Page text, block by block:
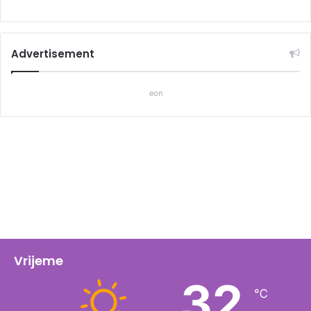
Advertisement
eon
Vrijeme
℃